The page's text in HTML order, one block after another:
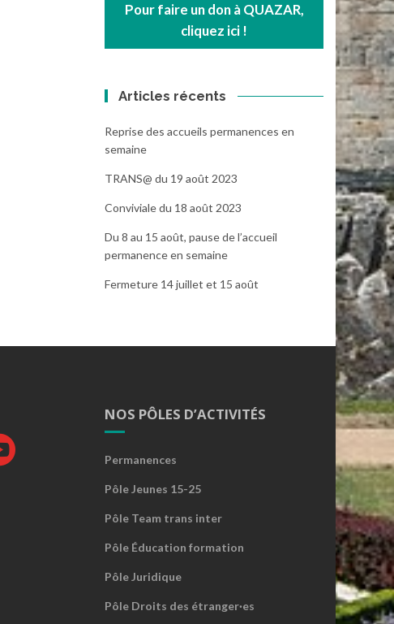
Pour faire un don à QUAZAR,
cliquez ici !
Articles récents
Reprise des accueils permanences en
semaine
TRANS@ du 19 août 2023
Conviviale du 18 août 2023
Du 8 au 15 août, pause de l’accueil
permanence en semaine
Fermeture 14 juillet et 15 août
NOS PÔLES D’ACTIVITÉS
Permanences
Pôle Jeunes 15-25
Pôle Team trans inter
Pôle Éducation formation
Pôle Juridique
Pôle Droits des étranger·es